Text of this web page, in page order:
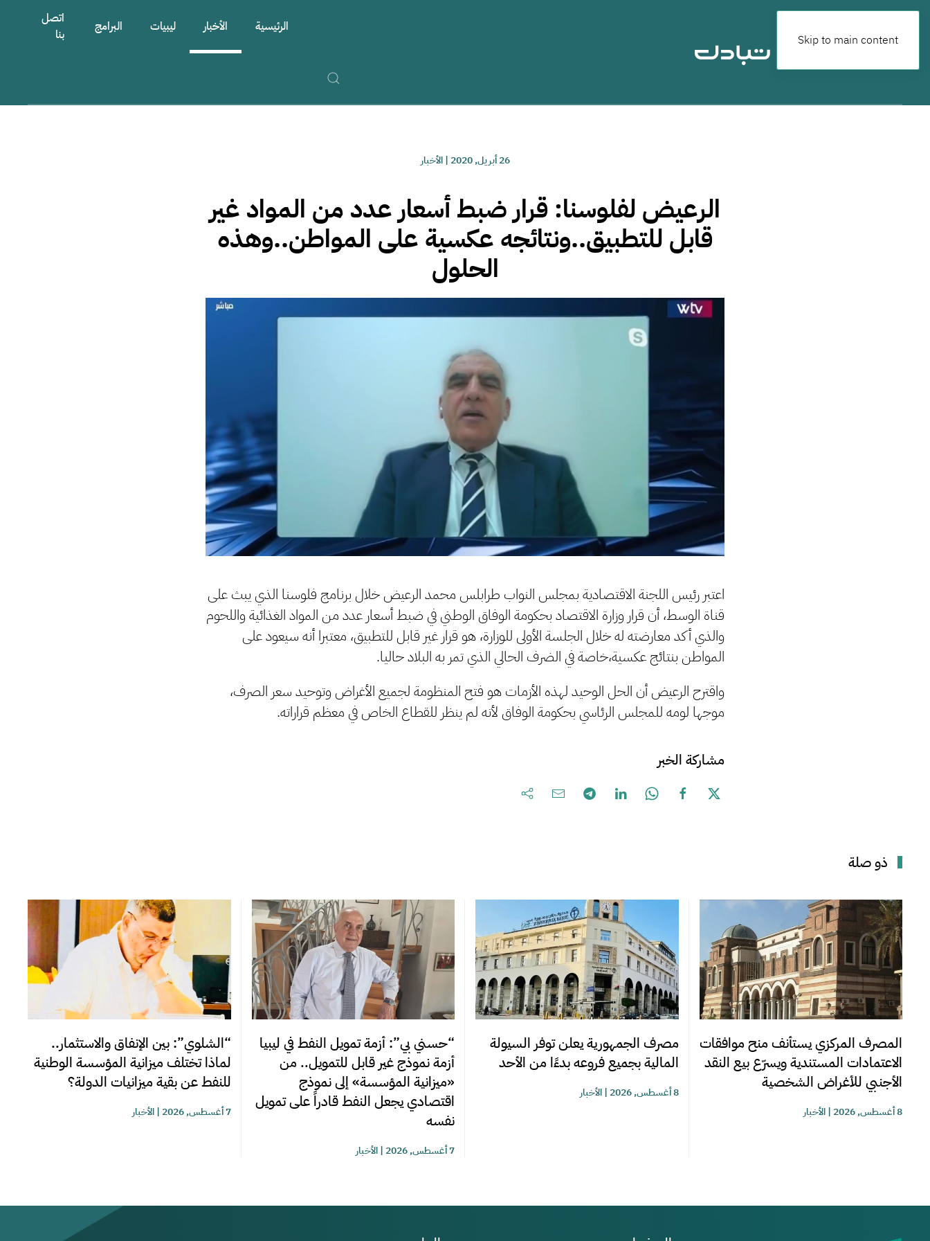
Skip to main content
الرئيسية الأخبار ليبيات البرامج
اتصل
بنا
26 أبريل, 2020 |الأخبار
الرعيض لفلوسنا: قرار ضبط أسعار عدد من المواد غير
قابل للتطبيق..ونتائجه عكسية على المواطن..وهذه
الحلول
اعتبر رئيس اللجنة الاقتصادية بمجلس النواب طرابلس محمد الرعيض خلال برنامج فلوسنا الذي يبث على
قناة الوسط، أن قرار وزارة الاقتصاد بحكومة الوفاق الوطني في ضبط أسعار عدد من المواد الغذائية واللحوم
والذي أكد معارضته له خلال الجلسة الأولى للوزارة، هو قرار غير قابل للتطبيق، معتبرا أنه سيعود على
المواطن بنتائج عكسية،خاصة في الضرف الحالي الذي تمر به البلاد حاليا.
واقترح الرعيض أن الحل الوحيد لهذه الأزمات هو فتح المنظومة لجميع الأغراض وتوحيد سعر الصرف،
موجها لومه للمجلس الرئاسي بحكومة الوفاق لأنه لم ينظر للقطاع الخاص في معظم قراراته.
مشاركة الخبر
ذو صلة
المصرف المركزي يستأنف منح موافقات
الاعتمادات المستندية ويسرّع بيع النقد
الأجنبي للأغراض الشخصية
8 أغسطس, 2026 |الأخبار
مصرف الجمهورية يعلن توفر السيولة
المالية بجميع فروعه بدءًا من الأحد
8 أغسطس, 2026 |الأخبار
“حسني بي”: أزمة تمويل النفط في ليبيا
أزمة نموذج غير قابل للتمويل.. من
«ميزانية المؤسسة» إلى نموذج
اقتصادي يجعل النفط قادراً على تمويل
نفسه
7 أغسطس, 2026 |الأخبار
“الشلوي”: بين الإنفاق والاستثمار..
لماذا تختلف ميزانية المؤسسة الوطنية
للنفط عن بقية ميزانيات الدولة؟
7 أغسطس, 2026 |الأخبار